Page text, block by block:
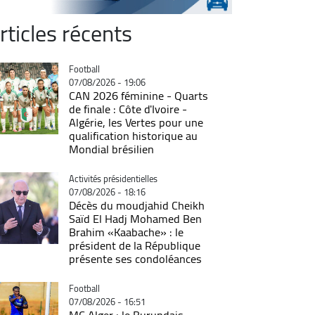
récents
Catégorie
Football
07/08/2026 - 19:06
CAN 2026 féminine - Quarts
de finale : Côte d'Ivoire -
Algérie, les Vertes pour une
qualification historique au
Mondial brésilien
Catégorie
Activités présidentielles
07/08/2026 - 18:16
Décès du moudjahid Cheikh
Saïd El Hadj Mohamed Ben
Brahim «Kaabache» : le
président de la République
présente ses condoléances
Catégorie
Football
07/08/2026 - 16:51